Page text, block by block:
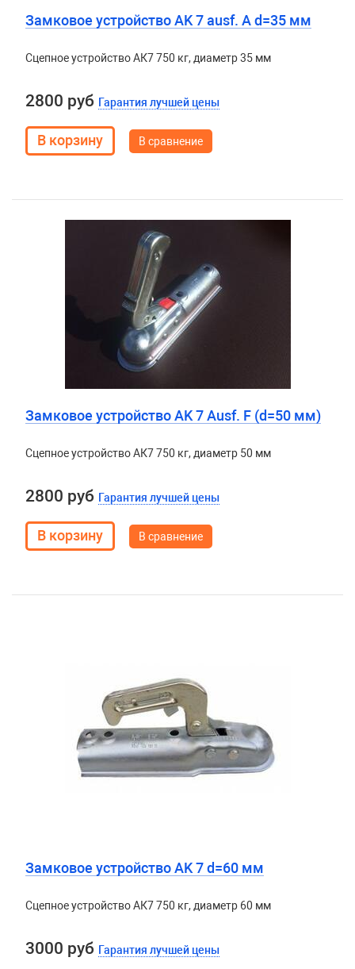
Замковое устройство AK 7 ausf. A d=35 мм
Сцепное устройство АК7 750 кг, диаметр 35 мм
2800 руб Гарантия лучшей цены
В сравнение
Замковое устройство AK 7 Ausf. F (d=50 мм)
Сцепное устройство АК7 750 кг, диаметр 50 мм
2800 руб Гарантия лучшей цены
В сравнение
Замковое устройство AK 7 d=60 мм
Сцепное устройство АК7 750 кг, диаметр 60 мм
3000 руб Гарантия лучшей цены